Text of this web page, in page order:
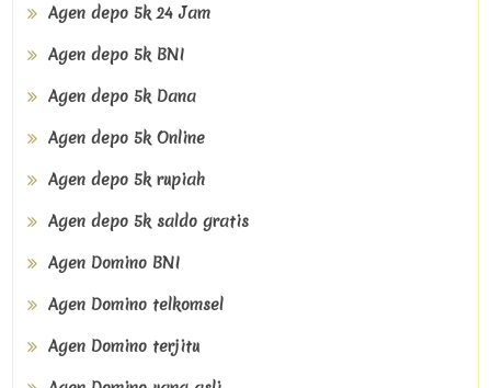
Agen depo 5k 24 Jam
Agen depo 5k BNI
Agen depo 5k Dana
Agen depo 5k Online
Agen depo 5k rupiah
Agen depo 5k saldo gratis
Agen Domino BNI
Agen Domino telkomsel
Agen Domino terjitu